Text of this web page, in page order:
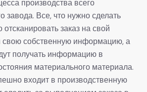
производства всего
завода. Все, что нужно сделать
отсканировать заказ на свой
свою собственную информацию, а
получать информацию в
материального материала.
входит в производственную